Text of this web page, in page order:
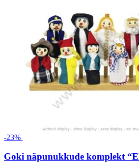
-23%
Goki näpunukkude komplekt